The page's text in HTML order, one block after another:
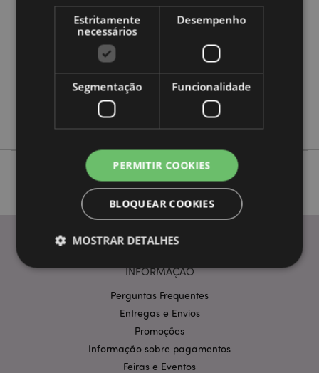
24
Não
Foodiemals, Sushi e Ramen
INFORMAÇÃO
Perguntas Frequentes
Entregas e Envios
Promoções
Informação sobre pagamentos
Feiras e Eventos
Estritamente
necessários
Desempenho
Segmentação Funcionalidade
PERMITIR COOKIES
BLOQUEAR COOKIES
MOSTRAR DETALHES
Estritamente necessários
Desempenho
Segmentação
Funcionalidade
Os cookies estritamente necessários permitem
funcionalidades centrais do website, tais como login
de utilizador e gestão de conta. O sítio web não